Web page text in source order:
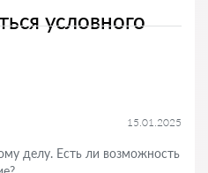
условного
15.01.2025
делу. Есть ли возможность